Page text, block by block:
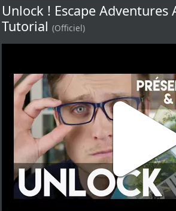
Unlock ! Escape Adventures
Tutorial (Officiel)